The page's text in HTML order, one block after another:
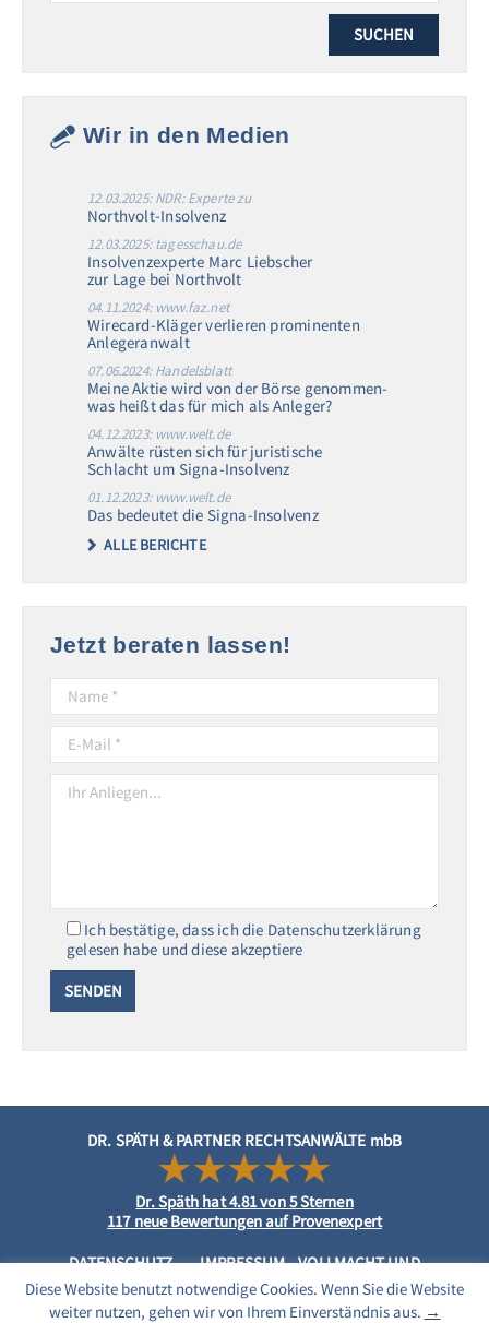
Wir in den Medien
12.03.2025: NDR: Experte zu
Northvolt-Insolvenz
12.03.2025: tagesschau.de
Insolvenzexperte Marc Liebscher
zur Lage bei Northvolt
04.11.2024: www.faz.net
Wirecard-Kläger verlieren prominenten
Anlegeranwalt
07.06.2024: Handelsblatt
Meine Aktie wird von der Börse genommen-
was heißt das für mich als Anleger?
04.12.2023: www.welt.de
Anwälte rüsten sich für juristische
Schlacht um Signa-Insolvenz
01.12.2023: www.welt.de
Das bedeutet die Signa-Insolvenz
ALLE BERICHTE
Jetzt beraten lassen!
Ich bestätige, dass ich die Datenschutzerklärung
gelesen habe und diese akzeptiere
DR. SPÄTH & PARTNER RECHTSANWÄLTE mbB
Dr. Späth hat4.81von5Sternen
117neue Bewertungen auf Provenexpert
DATENSCHUTZ
IMPRESSUM
VOLLMACHT UND
MANDATSVEREINBARUNG
Diese Website benutzt notwendige Cookies. Wenn Sie die Website
weiter nutzen, gehen wir von Ihrem Einverständnis aus. →